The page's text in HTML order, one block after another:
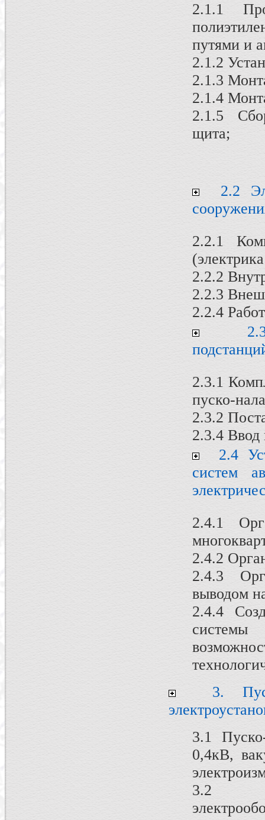
2.1.1
путями и
2.1.2
2.1.3
2.1.4
2.1.5
щита;
2.2
2.2.1
2.2.2
2.2.3
2.2.4
2.3
2.3.1
пуско-
2.3.2
2.3.4 Ввод
2.4
систем
2.4.1
2.4.2
2.4.3
выводом
2.4.4
системы
3.
3.1
0,4кВ,
3.2